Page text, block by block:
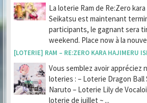
La loterie Ram de Re:Zero
Seikatsu est maintenant
participants, le gagnant sera
weekend. Place now à la
[LOTERIE] RAM – RE:ZERO KARA HAJIMERU
Vous semblez avoir appréciez
loteries : – Loterie Dragon Ball
Naruto – Loterie Lily de
loterie de juillet ~ ...